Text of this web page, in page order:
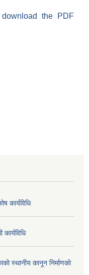
the PDF
कार्यविधि
स्थानीय कानून निर्माणकाे